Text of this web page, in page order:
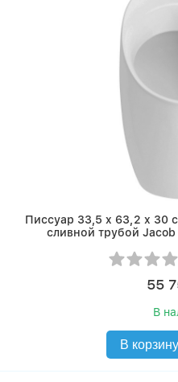
Писсуар 33,5 x 63,2 x 30
сливной трубой
55
В
В корзину